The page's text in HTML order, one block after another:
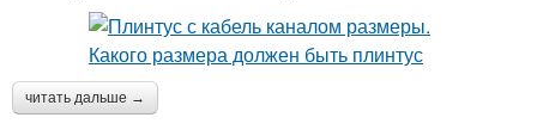
читать дальше →